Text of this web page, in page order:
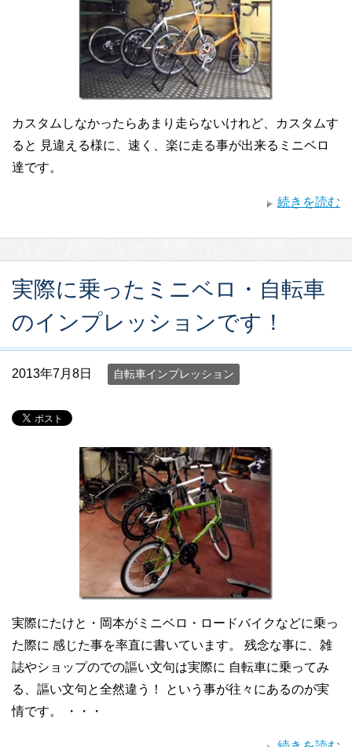
カスタムしなかったらあまり走らないけれど、カスタムす
ると 見違える様に、速く、楽に走る事が出来るミニベロ
達です。
続きを読む
実際に乗ったミニベロ・自転車
のインプレッションです！
2013年7月8日 自転車インプレッション
実際にたけと・岡本がミニベロ・ロードバイクなどに乗っ
た際に 感じた事を率直に書いています。 残念な事に、雑
誌やショップのでの謳い文句は実際に 自転車に乗ってみ
る、謳い文句と全然違う！ という事が往々にあるのが実
情です。 ・・・